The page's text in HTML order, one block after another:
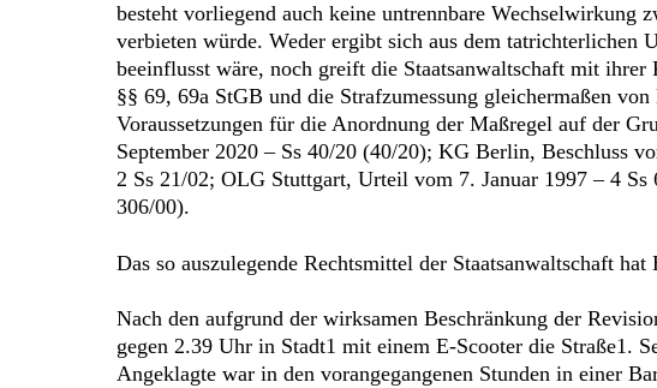
besteht vorliegend auch keine untrennbare Wechselwirkung
verbieten würde. Weder ergibt sich aus dem tatrichterlichen
beeinflusst wäre, noch greift die Staatsanwaltschaft mit ihrer
§§ 69, 69a StGB und die Strafzumessung gleichermaßen
Voraussetzungen für die Anordnung der Maßregel auf der
September 2020 – Ss 40/20 (40/20); KG Berlin, Beschluss
2 Ss 21/02; OLG Stuttgart, Urteil vom 7. Januar 1997 – 4
306/00).
Das so auszulegende Rechtsmittel der Staatsanwaltschaft hat
Nach den aufgrund der wirksamen Beschränkung der
gegen 2.39 Uhr in Stadt1 mit einem E-Scooter die Straße1.
Angeklagte war in den vorangegangenen Stunden in einer